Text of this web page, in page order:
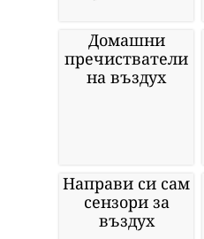
Домашни
пречистватели
на въздух
Направи си сам
сензори за
въздух